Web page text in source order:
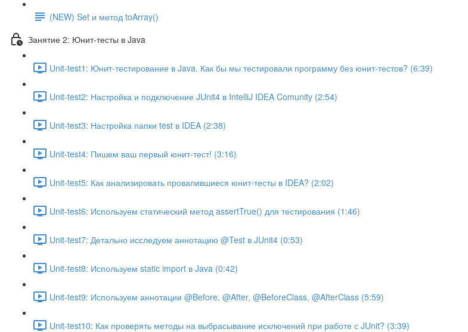
(NEW) Set и метод toArray()
Занятие 2: Юнит-тесты в Java
Unit-test1: Юнит-тестирование в Java. Как бы мы тестировали программу без юнит-тестов? (6:39)
Unit-test2: Настройка и подключение JUnit4 в IntelliJ IDEA Comunity (2:54)
Unit-test3: Настройка папки test в IDEA (2:38)
Unit-test4: Пишем ваш первый юнит-тест! (3:16)
Unit-test5: Как анализировать провалившиеся юнит-тесты в IDEA? (2:02)
Unit-test6: Используем статический метод assertTrue() для тестирования (1:46)
Unit-test7: Детально исследуем аннотацию @Test в JUnit4 (0:53)
Unit-test8: Используем static import в Java (0:42)
Unit-test9: Используем аннотации @Before, @After, @BeforeClass, @AfterClass (5:59)
Unit-test10: Как проверять методы на выбрасывание исключений при работе с JUnit? (3:39)